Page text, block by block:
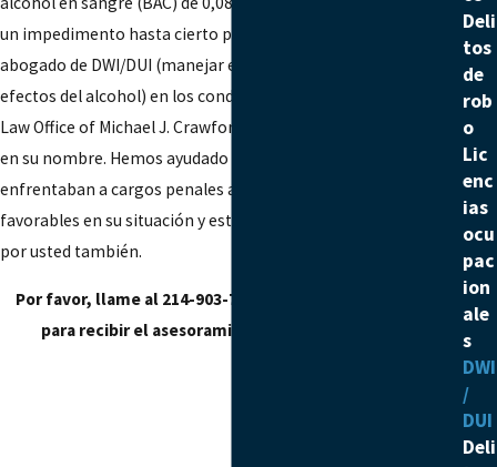
un impedimento hasta cierto punto. Si usted necesita un
abogado de DWI/DUI (manejar estando intoxicado/bajo los
efectos del alcohol) en los condados de Navarro y Ellis, The
Law Office of Michael J. Crawford está preparado para luchar
en su nombre. Hemos ayudado a muchas personas que se
enfrentaban a cargos penales a obtener resultados
favorables en su situación y estamos preparados para luchar
por usted también.
Por favor, llame al 214-903-7722
para recibir el asesoramiento legal que necesita.
Deli
tos
de
rob
o
Lic
enc
ias
ocu
pac
ion
ale
s
DWI
/
DUI
Deli